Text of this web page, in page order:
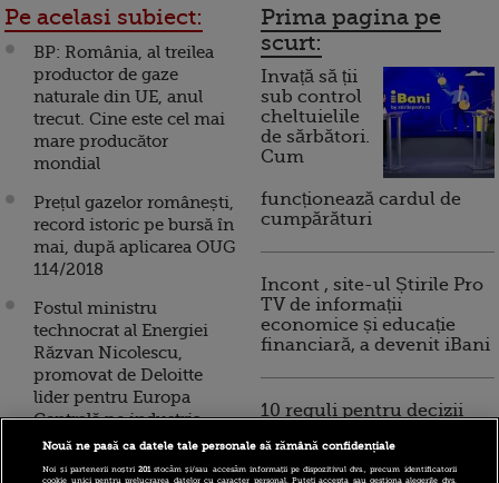
Pe acelasi subiect:
BP: România, al treilea
productor de gaze
naturale din UE, anul
trecut. Cine este cel mai
mare producător
mondial
Prețul gazelor românești,
record istoric pe bursă în
mai, după aplicarea OUG
114/2018
Fostul ministru
technocrat al Energiei
Răzvan Nicolescu,
promovat de Deloitte
lider pentru Europa
Centrală pe industria
gazelor și petrolului
Prima pagina pe
scurt:
Invață să ții
sub control
cheltuielile
de sărbători.
Cum
funcționează cardul de
cumpărături
Incont , site-ul Știrile Pro
TV de informații
economice și educație
financiară, a devenit iBani
10 reguli pentru decizii
Nouă ne pasă ca datele tale personale să rămână confidențiale
Noi și partenerii noștri201stocăm și/sau accesăm informații pe dispozitivul dvs., precum identificatorii
cookie unici pentru prelucrarea datelor cu caracter personal. Puteți accepta sau gestiona alegerile dvs.